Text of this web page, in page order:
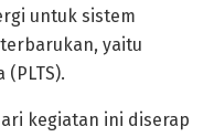
untuk sistem
yaitu
kegiatan ini diserap